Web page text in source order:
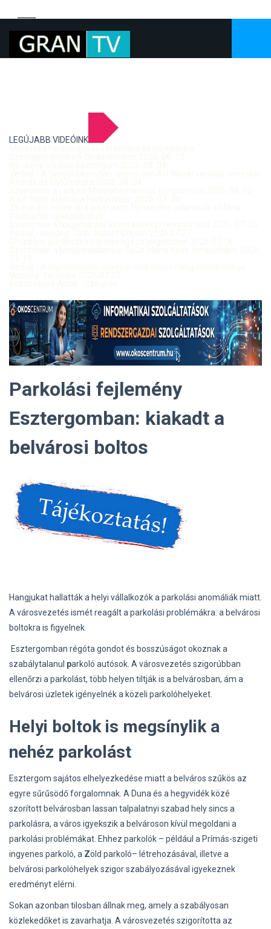
LEGÚJABB VIDEÓINK
Parkolási fejlemény
Esztergomban: kiakadt a
belvárosi boltos
Hangjukat hallatták a helyi vállalkozók a parkolási anomáliák miatt.
A városvezetés ismét reagált a parkolási problémákra: a belvárosi
boltokra is figyelnek.
Esztergomban régóta gondot és bosszúságot okoznak a
szabálytalanul parkoló autósok. A városvezetés szigorúbban
ellenőrzi a parkolást, több helyen tiltják is a belvárosban, ám a
belvárosi üzletek igényelnék a közeli parkolóhelyeket.
Helyi boltok is megsínylik a
nehéz parkolást
Esztergom sajátos elhelyezkedése miatt a belváros szűkös az
egyre sűrűsödő forgalomnak. A Duna és a hegyvidék közé
szorított belvárosban lassan talpalatnyi szabad hely sincs a
parkolásra, a város igyekszik a belvároson kívül megoldani a
parkolási problémákat. Ehhez parkolók – például a Prímás-szigeti
ingyenes parkoló, a Zöld parkoló– létrehozásával, illetve a
belvárosi parkolóhelyek szigor szabályozásával igyekeznek
eredményt elérni.
Sokan azonban tilosban állnak meg, amely a szabályosan
közlekedőket is zavarhatja. A városvezetés szigorította az